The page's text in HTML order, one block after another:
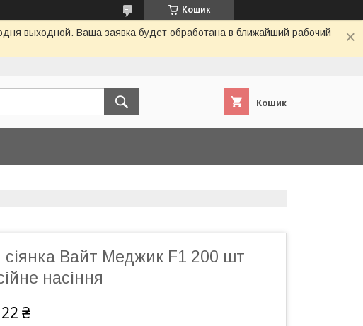
Кошик
выходной. Ваша заявка будет обработана в ближайший рабочий
Кошик
сіянка Вайт Меджик F1 200 шт
насіння
22 ₴